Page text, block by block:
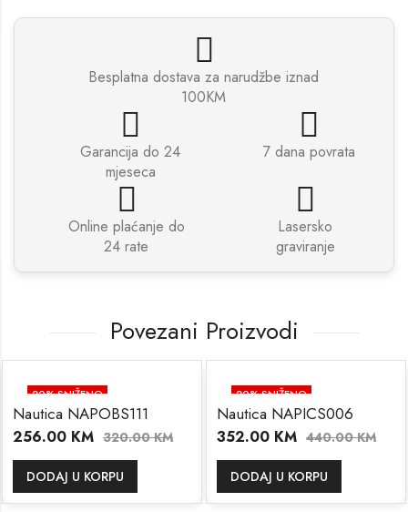
Besplatna dostava za narudžbe iznad
100KM
Garancija do 24
mjeseca
7 dana povrata
Online plaćanje do
24 rate
Lasersko
graviranje
Povezani Proizvodi
20% SNIŽENO
Nautica NAPOBS111
256.00 KM 320.00KM
DODAJ U KORPU
20% SNIŽENO
Nautica NAPICS006
352.00 KM 440.00KM
DODAJ U KORPU